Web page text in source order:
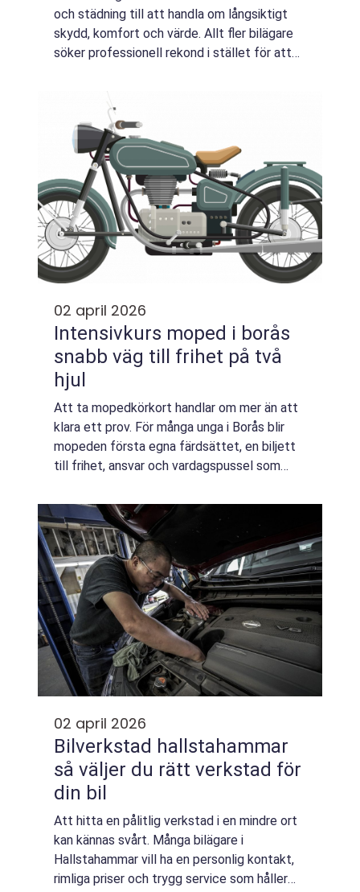
och städning till att handla om långsiktigt
skydd, komfort och värde. Allt fler bilägare
söker professionell rekond i stället för att
02 april 2026
Intensivkurs moped i borås
snabb väg till frihet på två
hjul
Att ta mopedkörkort handlar om mer än att
klara ett prov. För många unga i Borås blir
mopeden första egna färdsättet, en biljett
till frihet, ansvar och vardagspussel som
Borås ger en snabb och fokuserad väg t...
02 april 2026
Bilverkstad hallstahammar
så väljer du rätt verkstad för
din bil
Att hitta en pålitlig verkstad i en mindre ort
kan kännas svårt. Många bilägare i
Hallstahammar vill ha en personlig kontakt,
rimliga priser och trygg service som håller